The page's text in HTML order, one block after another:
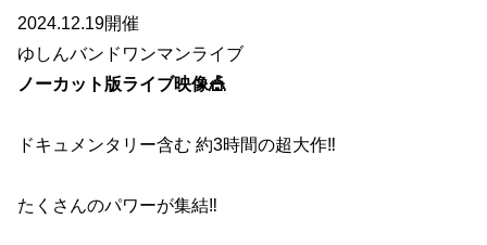
2024.12.19開催
ゆしんバンドワンマンライブ
ノーカット版ライブ映像🎪
ドキュメンタリー含む 約3時間の超大作‼️
たくさんのパワーが集結‼️